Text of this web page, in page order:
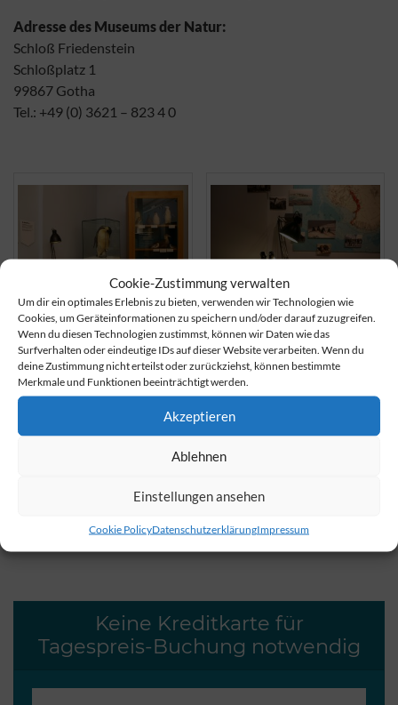
Cookie-Zustimmung verwalten
Um dir ein optimales Erlebnis zu bieten, verwenden wir Technologien wie
Cookies, um Geräteinformationen zu speichern und/oder darauf zuzugreifen.
Wenn du diesen Technologien zustimmst, können wir Daten wie das
Surfverhalten oder eindeutige IDs auf dieser Website verarbeiten. Wenn du
deine Zustimmung nicht erteilst oder zurückziehst, können bestimmte
Merkmale und Funktionen beeinträchtigt werden.
Akzeptieren
Ablehnen
Einstellungen ansehen
Cookie PolicyDatenschutzerklärungImpressum
Adresse des Museums der Natur:
Schloß Friedenstein
Schloßplatz 1
99867 Gotha
Tel.: +49 (0) 3621 – 823 4 0
teilen teilen
Keine Kreditkarte für
Tagespreis-Buchung notwendig